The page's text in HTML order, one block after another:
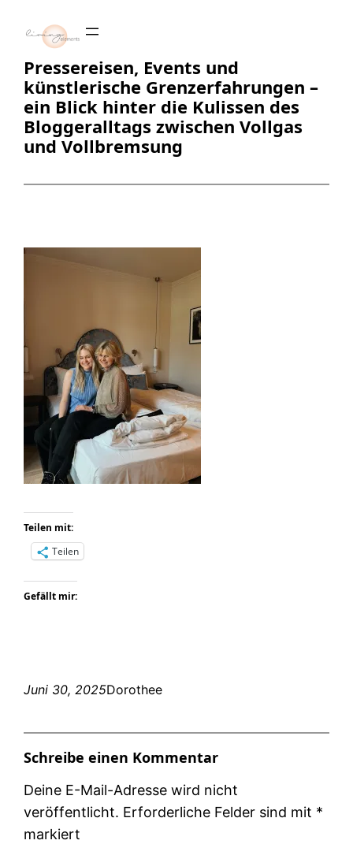
Inhalt
springen
Pressereisen, Events und
künstlerische Grenzerfahrungen –
ein Blick hinter die Kulissen des
Bloggeralltags zwischen Vollgas
und Vollbremsung
Teilen mit:
Teilen
Gefällt mir:
Juni 30, 2025Dorothee
Schreibe einen Kommentar
Deine E-Mail-Adresse wird nicht
veröffentlicht. Erforderliche Felder sind mit *
markiert